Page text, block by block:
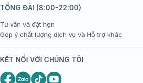
TỔNG ĐÀI (8:00-22:00)
Tư vấn và đặt hẹn
Góp ý chất lượng dịch vụ và Hỗ trợ khác
KẾT NỐI VỚI CHÚNG TÔI